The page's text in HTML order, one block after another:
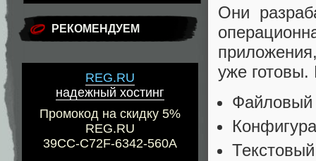
РЕКОМЕНДУЕМ
REG.RU
надежный хостинг
Промокод на скидку 5%
REG.RU
39CC-C72F-6342-560A
Они
уже готовы.